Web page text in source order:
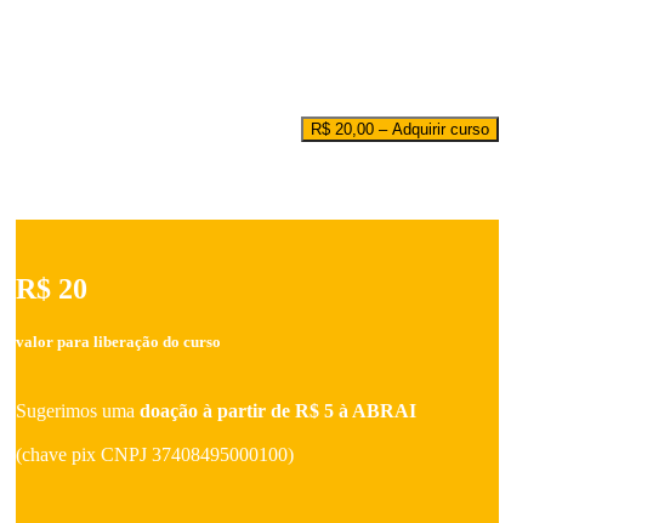
R$ 20,00 – Adquirir curso
R$ 20
valor para liberação do curso
Sugerimos uma doação à partir de R$ 5 à ABRAI
(chave pix CNPJ 37408495000100)